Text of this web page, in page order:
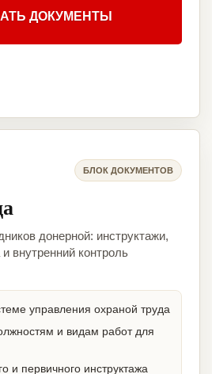
ДОКУМЕНТЫ
БЛОК ДОКУМЕНТОВ
донерной: инструктажи,
внутренний контроль
управления охраной труда
и видам работ для
и первичного инструктажа